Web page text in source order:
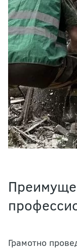
Грамотно